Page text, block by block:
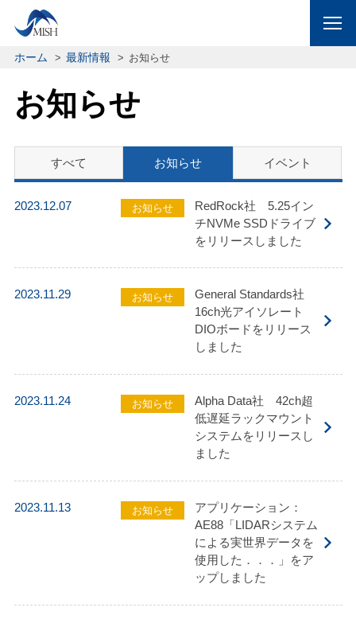
ホーム 最新情報 お知らせ
お知らせ
すべて お知らせ イベント
2023.12.07 お知らせ
RedRock社 5.25イン
チNVMe SSDドライブ
をリリースしました
2023.11.29 お知らせ
General Standards社
16ch光アイソレート
DIOボードをリリース
しました
2023.11.24 お知らせ
Alpha Data社 42ch超
低遅延ラックマウント
システムをリリースし
ました
2023.11.13 お知らせ
アプリケーション：
AE88「LIDARシステム
による実世界データを
使用した．．．」をア
ップしました